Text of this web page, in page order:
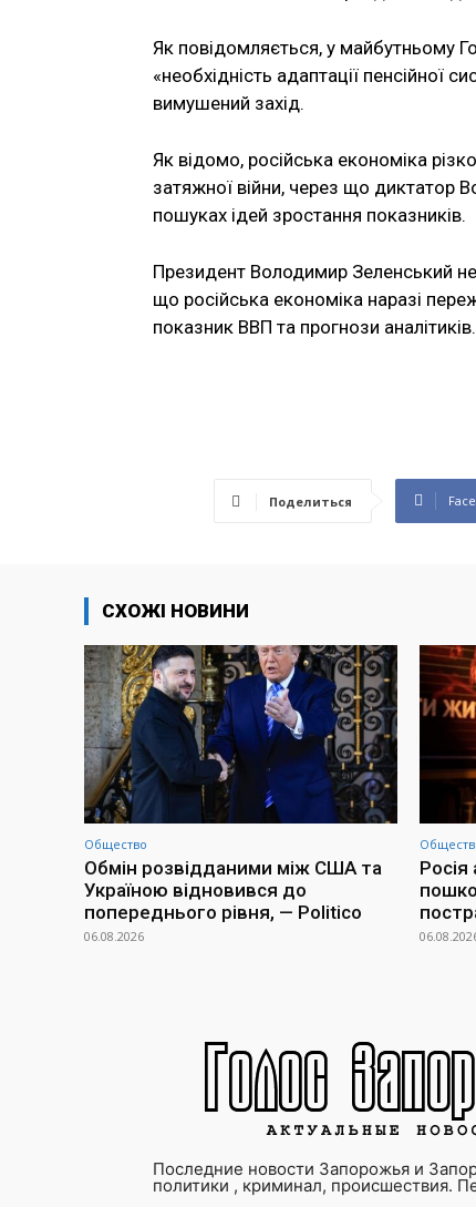
Як повідомляється, у майбутньому
«необхідність адаптації пенсійної
вимушений захід.
Як відомо, російська економіка
затяжної війни, через що диктатор
пошуках ідей зростання показників.
Президент Володимир Зеленський
що російська економіка наразі
показник ВВП та прогнози аналітиків.
Поделиться
СХОЖІ НОВИНИ
Общество
Обмін розвідданими між США та
Україною відновився до
попереднього рівня, — Politico
06.08.2026
Последние новости Запорожья и
политики , криминал, происшествия.